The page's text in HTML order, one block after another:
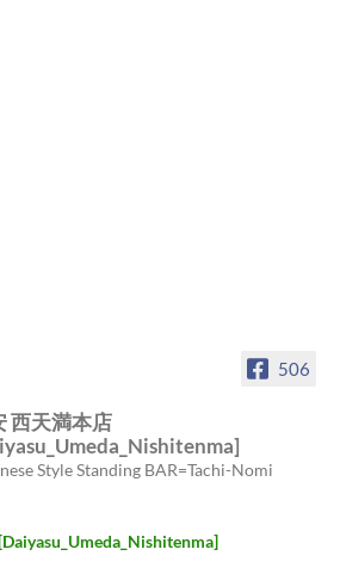
506
西天満本店
Style Standing BAR=Tachi-Nomi